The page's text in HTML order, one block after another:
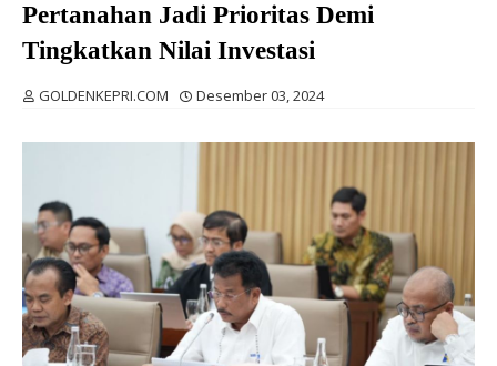
Pertanahan Jadi Prioritas Demi
Tingkatkan Nilai Investasi
GOLDENKEPRI.COM Desember 03, 2024